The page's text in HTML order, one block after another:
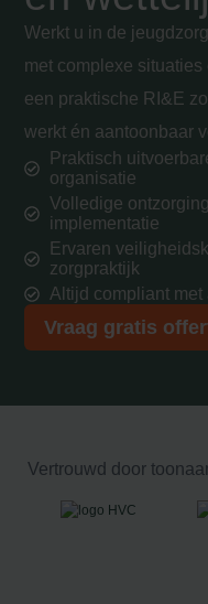
Werkt u in de
met complexe
een praktische RI&E
werkt én aantoonbaar
Praktisch
organisatie
Volledige
implementatie
Ervaren
zorgpraktijk
Altijd compliant
Vraag gratis
Vertrouwd door